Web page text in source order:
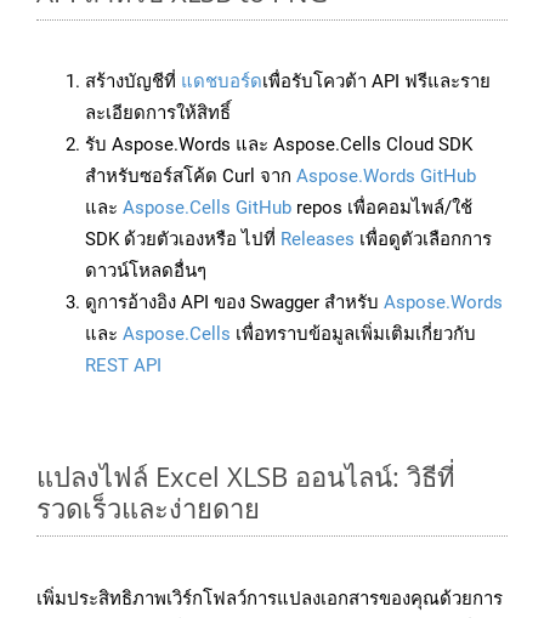
สร้างบัญชีที่ แดชบอร์ดเพื่อรับโควต้า API ฟรีและราย
ละเอียดการให้สิทธิ์
รับ Aspose.Words และ Aspose.Cells Cloud SDK
สำหรับซอร์สโค้ด Curl จาก Aspose.Words GitHub
และ Aspose.Cells GitHub repos เพื่อคอมไพล์/ใช้
SDK ด้วยตัวเองหรือ ไปที่ Releases เพื่อดูตัวเลือกการ
ดาวน์โหลดอื่นๆ
ดูการอ้างอิง API ของ Swagger สำหรับ Aspose.Words
และ Aspose.Cells เพื่อทราบข้อมูลเพิ่มเติมเกี่ยวกับ
REST API
แปลงไฟล์ Excel XLSB ออนไลน์: วิธีที่
รวดเร็วและง่ายดาย
เพิ่มประสิทธิภาพเวิร์กโฟลว์การแปลงเอกสารของคุณด้วยการ